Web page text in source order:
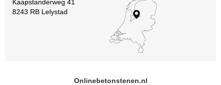
Kaapstanderweg 41
8243 RB Lelystad
Onlinebetonstenen.nl